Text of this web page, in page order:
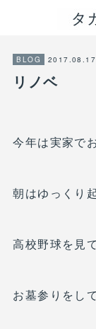
BLOG
リノベ
今年は実家で
朝はゆっくり
高校野球を見て
お墓参りをして